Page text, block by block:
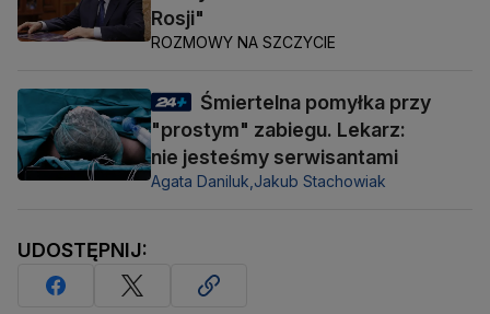
Rosji"
ROZMOWY NA SZCZYCIE
Śmiertelna pomyłka przy
"prostym" zabiegu. Lekarz:
nie jesteśmy serwisantami
Agata Daniluk, Jakub Stachowiak
UDOSTĘPNIJ: